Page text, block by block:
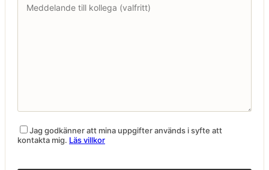
Jag godkänner att mina uppgifter används i syfte att
kontakta mig. Läs villkor